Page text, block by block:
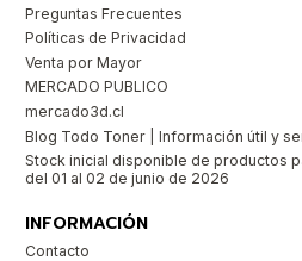
Preguntas Frecuentes
Políticas de Privacidad
Venta por Mayor
MERCADO PUBLICO
mercado3d.cl
Blog Todo Toner | Información útil y
Stock inicial disponible de productos
del 01 al 02 de junio de 2026
INFORMACIÓN
Contacto